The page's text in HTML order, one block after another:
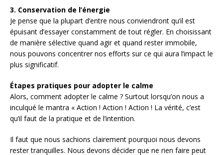
3. Conservation de l’énergie
Je pense que la plupart d’entre nous conviendront qu’il est
épuisant d’essayer constamment de tout régler. En choisissant
de manière sélective quand agir et quand rester immobile,
nous pouvons concentrer nos efforts sur ce qui aura l’impact le
plus significatif.
Étapes pratiques pour adopter le calme
Alors, comment adopter le calme ? Surtout lorsqu’on nous a
inculqué le mantra « Action ! Action ! Action ! La vérité, c’est
qu’il faut de la pratique et de l’intention.
Il faut que nous sachions clairement pourquoi nous devons
rester tranquilles. Nous devons décider que ne rien faire peut